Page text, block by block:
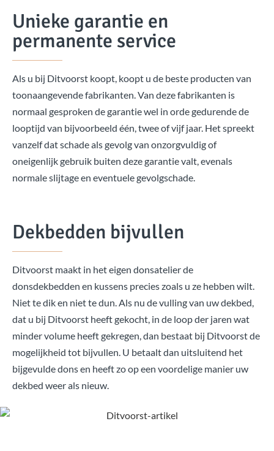
Unieke garantie en
permanente service
Als u bij Ditvoorst koopt, koopt u de beste producten van
toonaangevende fabrikanten. Van deze fabrikanten is
normaal gesproken de garantie wel in orde gedurende de
looptijd van bijvoorbeeld één, twee of vijf jaar. Het spreekt
vanzelf dat schade als gevolg van onzorgvuldig of
oneigenlijk gebruik buiten deze garantie valt, evenals
normale slijtage en eventuele gevolgschade.
Dekbedden bijvullen
Ditvoorst maakt in het eigen donsatelier de
donsdekbedden en kussens precies zoals u ze hebben wilt.
Niet te dik en niet te dun. Als nu de vulling van uw dekbed,
dat u bij Ditvoorst heeft gekocht, in de loop der jaren wat
minder volume heeft gekregen, dan bestaat bij Ditvoorst de
mogelijkheid tot bijvullen. U betaalt dan uitsluitend het
bijgevulde dons en heeft zo op een voordelige manier uw
dekbed weer als nieuw.